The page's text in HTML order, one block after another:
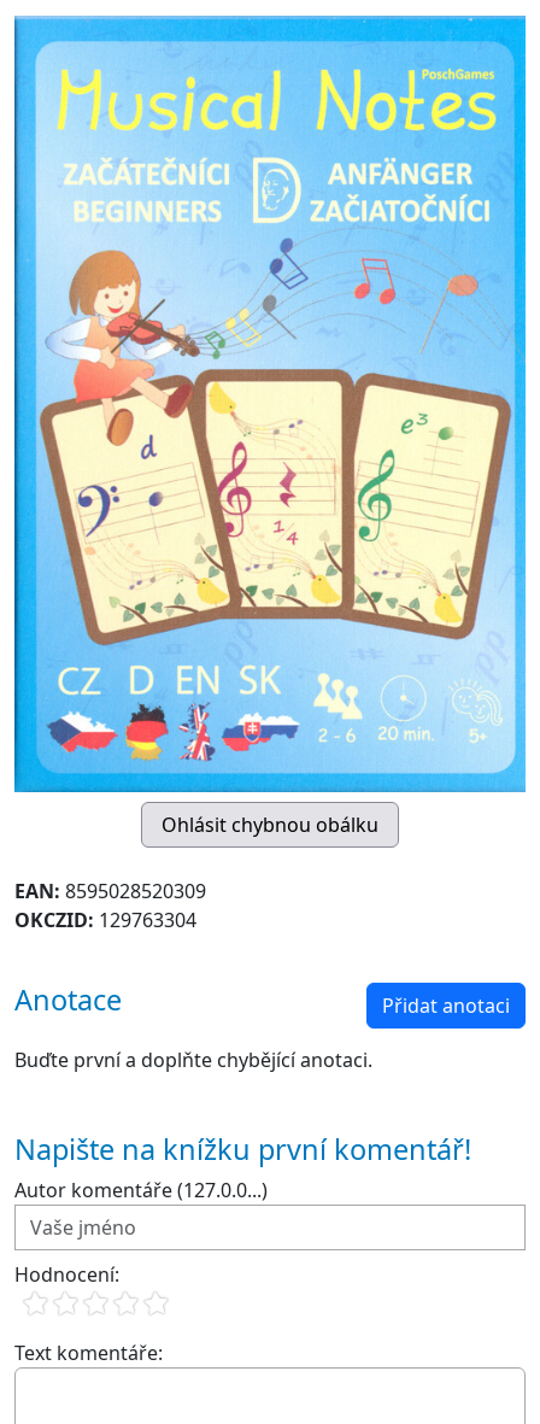
EAN: 8595028520309
OKCZID: 129763304
Anotace Přidat anotaci
Buďte první a doplňte chybějící anotaci.
Napište na knížku první komentář!
Autor komentáře (127.0.0...)
Hodnocení:
Text komentáře: